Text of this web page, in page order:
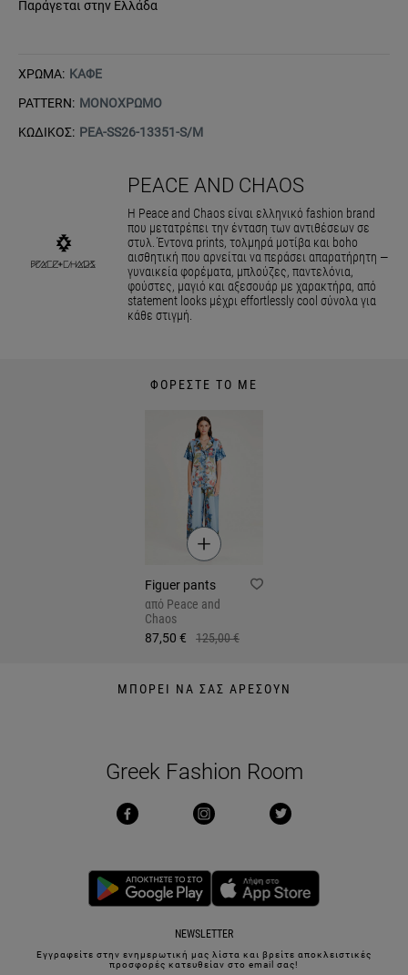
Παράγεται στην Ελλάδα
ΧΡΩΜΑ: ΚΑΦΕ
PATTERN: ΜΟΝΟΧΡΩΜΟ
ΚΩΔΙΚΟΣ: PEA-SS26-13351-S/M
PEACE AND CHAOS
Η Peace and Chaos είναι ελληνικό fashion brand
που μετατρέπει την ένταση των αντιθέσεων σε
στυλ. Έντονα prints, τολμηρά μοτίβα και boho
αισθητική που αρνείται να περάσει απαρατήρητη —
γυναικεία φορέματα, μπλούζες, παντελόνια,
φούστες, μαγιό και αξεσουάρ με χαρακτήρα, από
statement looks μέχρι effortlessly cool σύνολα για
κάθε στιγμή.
ΦΟΡΕΣΤΕ ΤΟ ΜΕ
Figuer pants
από Peace and
Chaos
87,50 €
125,00 €
ΜΠΟΡΕΙ ΝΑ ΣΑΣ ΑΡΕΣΟΥΝ
Greek Fashion Room
NEWSLETTER
Εγγραφείτε στην ενημερωτική μας λίστα και βρείτε αποκλειστικές
προσφορές κατευθείαν στο email σας!